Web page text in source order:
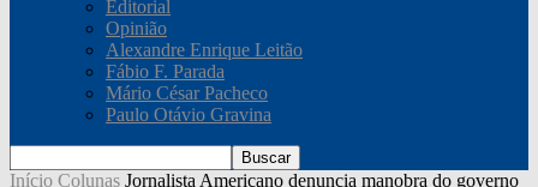
Editorial
Opinião
Alexandre Enrique Leitão
Fábio F. Parada
Mário César Pacheco
Paulo Otávio Gravina
Início Colunas Jornalista Americano denuncia manobra do governo